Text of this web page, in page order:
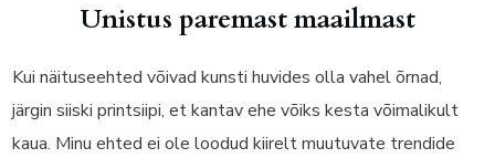
Unistus paremast maailmast
Kui näituseehted võivad kunsti huvides olla vahel õrnad,
järgin siiski printsiipi, et kantav ehe võiks kesta võimalikult
kaua. Minu ehted ei ole loodud kiirelt muutuvate trendide